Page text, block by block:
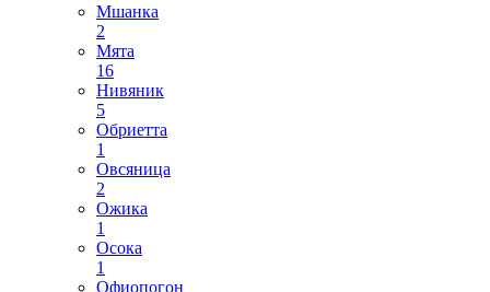
Мшанка
2
Мята
16
Нивяник
5
Обриетта
1
Овсяница
2
Ожика
1
Осока
1
Офиопогон